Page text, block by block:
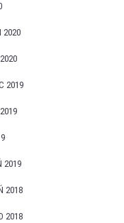
2020
2019
2019
2018
2018